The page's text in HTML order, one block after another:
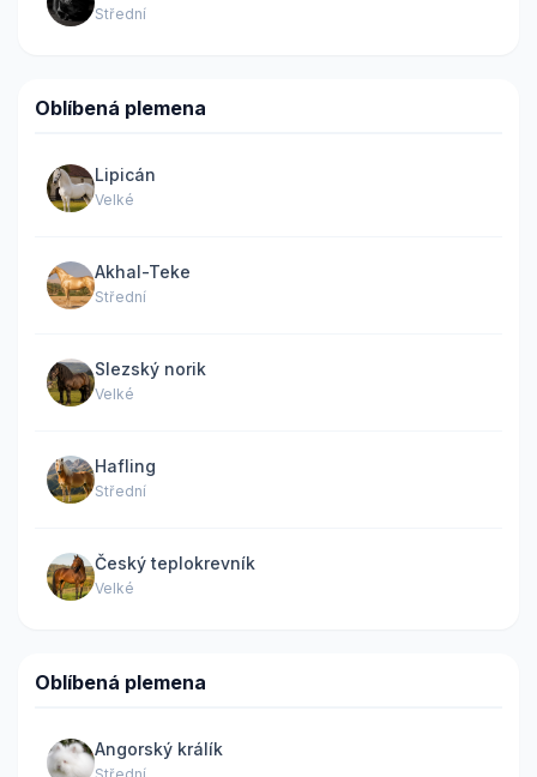
Střední
Oblíbená plemena
Lipicán
Velké
Akhal-Teke
Střední
Slezský norik
Velké
Hafling
Střední
Český teplokrevník
Velké
Oblíbená plemena
Angorský králík